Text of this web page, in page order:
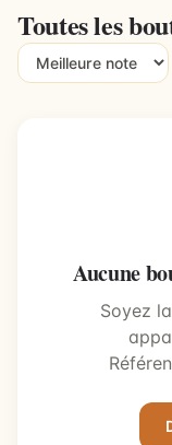
Toutes les
Aucune
Soyez